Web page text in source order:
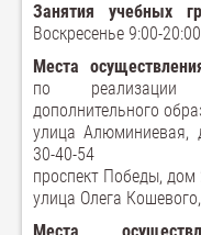
Занятия учебных
Воскресенье 9:00-
Места
по реализации
дополнительного
улица Алюминиевая,
30-40-54
проспект Победы, дом
улица Олега